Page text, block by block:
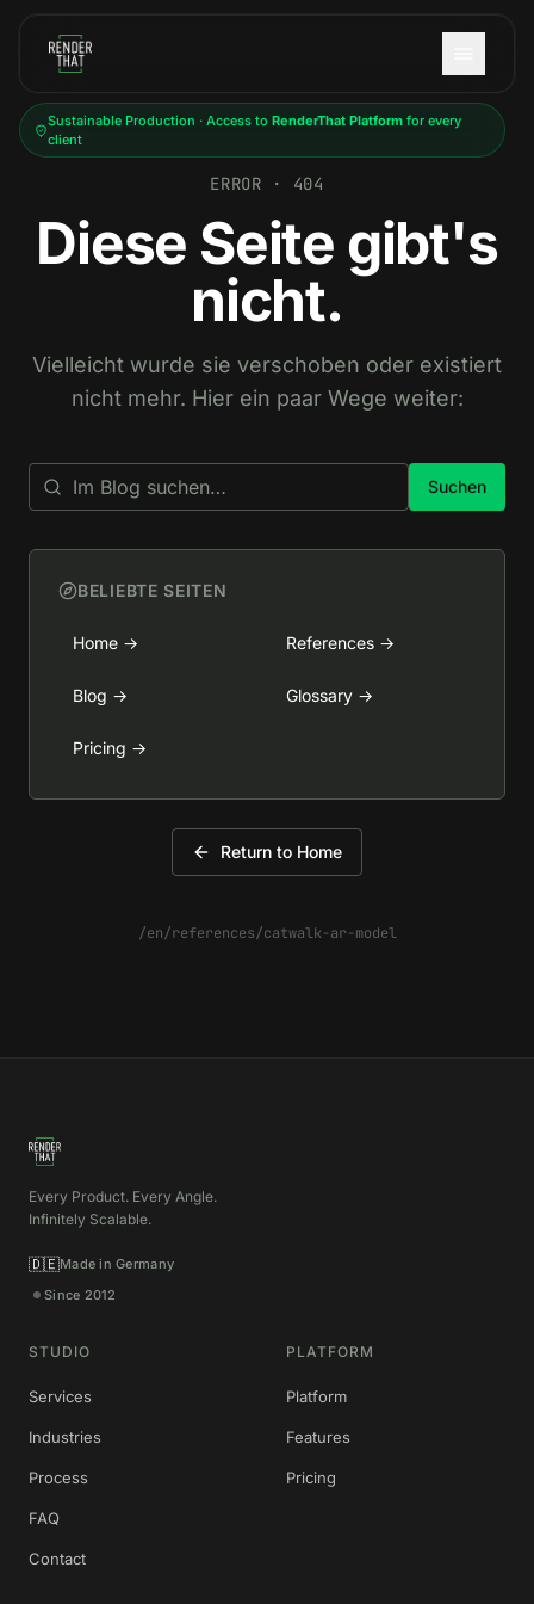
Sustainable Production · Access to RenderThat Platformfor every
client
ERROR · 404
Diese Seite gibt's
nicht.
Vielleicht wurde sie verschoben oder existiert
nicht mehr. Hier ein paar Wege weiter:
Suchen
BELIEBTE SEITEN
Home → References →
Blog → Glossary →
Pricing →
Return to Home
/en/references/catwalk-ar-model
Every Product. Every Angle.
Infinitely Scalable.
🇩🇪Made in Germany
Since 2012
STUDIO
Services
Industries
Process
FAQ
Contact
PLATFORM
Platform
Features
Pricing